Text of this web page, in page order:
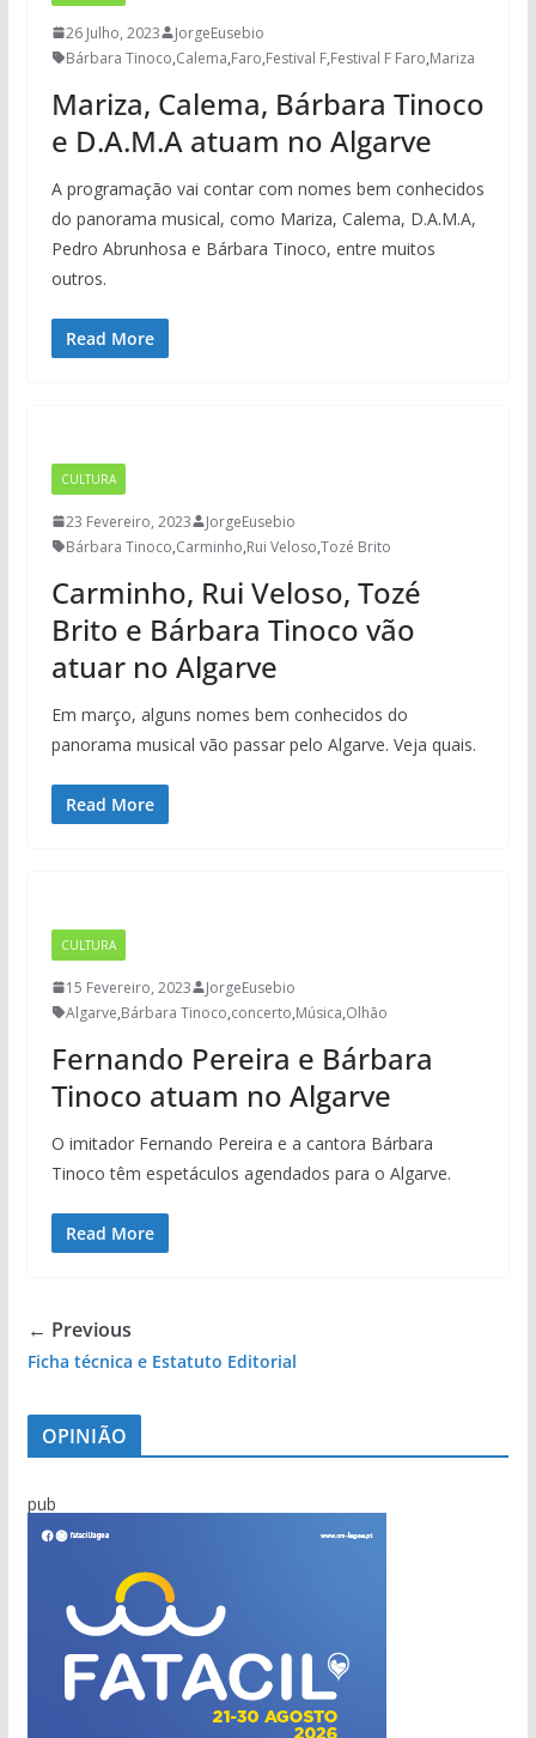
26 Julho, 2023
JorgeEusebio
Bárbara Tinoco,Calema,Faro,Festival F,Festival F Faro,Mariza
Mariza, Calema, Bárbara Tinoco
e D.A.M.A atuam no Algarve
A programação vai contar com nomes bem conhecidos
do panorama musical, como Mariza, Calema, D.A.M.A,
Pedro Abrunhosa e Bárbara Tinoco, entre muitos
outros.
Read More
CULTURA
23 Fevereiro, 2023
JorgeEusebio
Bárbara Tinoco,Carminho,Rui Veloso,Tozé Brito
Carminho, Rui Veloso, Tozé
Brito e Bárbara Tinoco vão
atuar no Algarve
Em março, alguns nomes bem conhecidos do
panorama musical vão passar pelo Algarve. Veja quais.
Read More
CULTURA
15 Fevereiro, 2023
JorgeEusebio
Algarve,Bárbara Tinoco,concerto,Música,Olhão
Fernando Pereira e Bárbara
Tinoco atuam no Algarve
O imitador Fernando Pereira e a cantora Bárbara
Tinoco têm espetáculos agendados para o Algarve.
Read More
← Previous
Ficha técnica e Estatuto Editorial
OPINIÃO
pub